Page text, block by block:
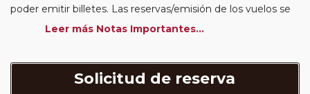
poder emitir billetes. Las reservas/emisión de los vuelos se
realizarán con los datos / documentación presentada por el
o un nombre incompleto, puede provocar la invalidez del
billete emitido y la necesidad de tener que emitir un nuevo
Leer más Notas Importantes...
Solicitud de reserva